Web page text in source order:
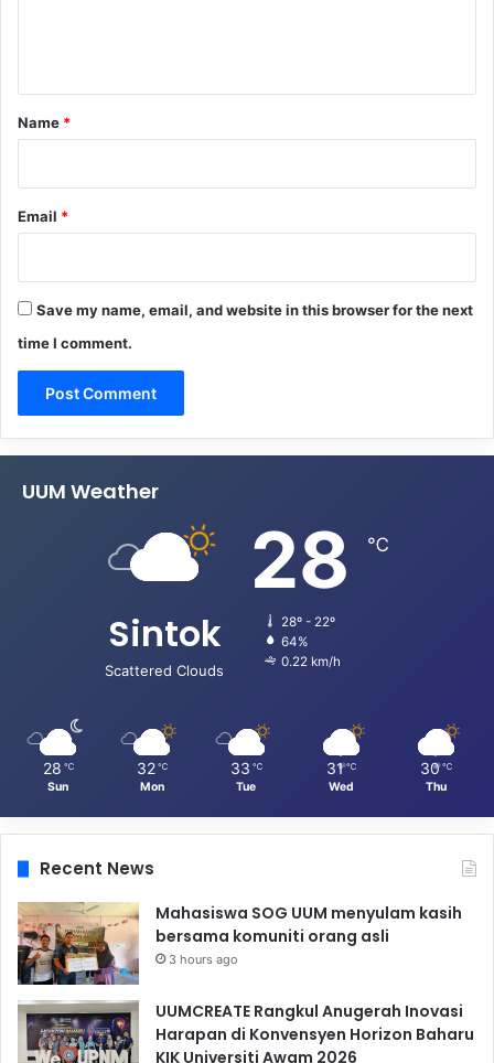
*
Name *
Email *
Save my name, email, and website in this browser for the next
time I comment.
UUM Weather
Sintok
Scattered Clouds
28 ℃
28º - 22º
64%
0.22 km/h
28 ℃
Sun
32 ℃
Mon
33 ℃
Tue
31 ℃
Wed
30 ℃
Thu
Recent News
Mahasiswa SOG UUM menyulam kasih
bersama komuniti orang asli
3 hours ago
UUMCREATE Rangkul Anugerah Inovasi
Harapan di Konvensyen Horizon Baharu
KIK Universiti Awam 2026